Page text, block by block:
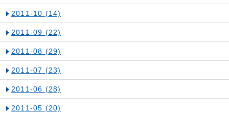
2011-10 (14)
2011-09 (22)
2011-08 (29)
2011-07 (23)
2011-06 (28)
2011-05 (20)